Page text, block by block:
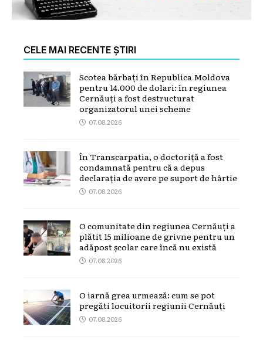
CELE MAI RECENTE ȘTIRI
Scotea bărbați în Republica Moldova
pentru 14.000 de dolari: în regiunea
Cernăuți a fost destructurat
organizatorul unei scheme
07.08.2026
În Transcarpatia, o doctoriță a fost
condamnată pentru că a depus
declarația de avere pe suport de hârtie
07.08.2026
O comunitate din regiunea Cernăuți a
plătit 15 milioane de grivne pentru un
adăpost școlar care încă nu există
07.08.2026
O iarnă grea urmează: cum se pot
pregăti locuitorii regiunii Cernăuți
07.08.2026